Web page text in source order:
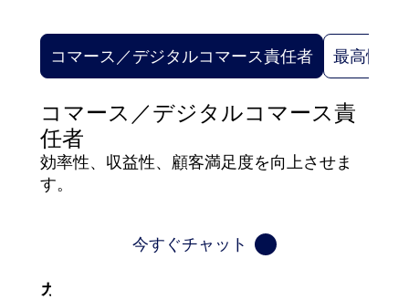
コマース／デジタルコマース責任者 最高情報
コマース／デジタルコマース責
任者
効率性、収益性、顧客満足度を向上させま
す。
今すぐチャット
カ